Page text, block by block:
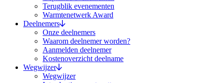
Terugblik evenementen
Warmtenetwerk Award
Deelnemers
Onze deelnemers
Waarom deelnemer worden?
Aanmelden deelnemer
Kostenoverzicht deelname
Wegwijzer
Wegwijzer